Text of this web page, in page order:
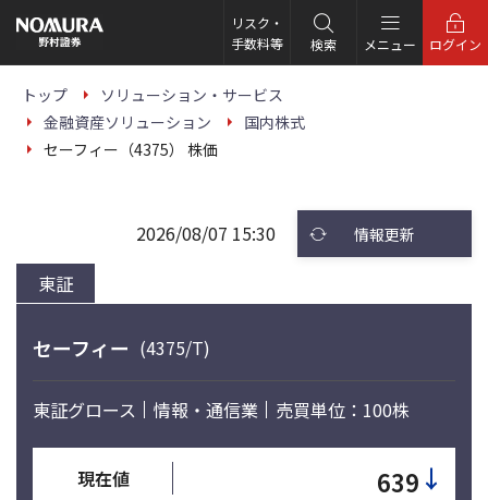
の
ー
リスク・
手数料等
検索 メニュー ログイン
トップ
ソリューション・サービス
金融資産ソリューション
国内株式
セーフィー（4375） 株価
東証
2026/08/07 15:30 情報更新
セーフィー (4375/T)
東証グロース 情報・通信業 売買単位：100株
現在値 639 ↓